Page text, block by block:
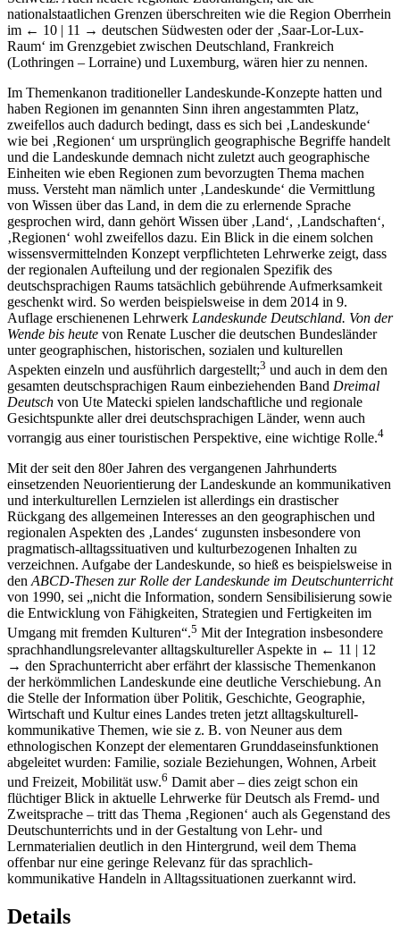
nationalstaatlichen Grenzen überschreiten wie die Region Oberrhein
im ← 10 | 11 → deutschen Südwesten oder der ‚Saar-Lor-Lux-
Raum‘ im Grenzgebiet zwischen Deutschland, Frankreich
(Lothringen – Lorraine) und Luxemburg, wären hier zu nennen.
Im Themenkanon traditioneller Landeskunde-Konzepte hatten und
haben Regionen im genannten Sinn ihren angestammten Platz,
zweifellos auch dadurch bedingt, dass es sich bei ‚Landeskunde‘
wie bei ‚Regionen‘ um ursprünglich geographische Begriffe handelt
und die Landeskunde demnach nicht zuletzt auch geographische
Einheiten wie eben Regionen zum bevorzugten Thema machen
muss. Versteht man nämlich unter ‚Landeskunde‘ die Vermittlung
von Wissen über das Land, in dem die zu erlernende Sprache
gesprochen wird, dann gehört Wissen über ‚Land‘, ‚Landschaften‘,
‚Regionen‘ wohl zweifellos dazu. Ein Blick in die einem solchen
wissensvermittelnden Konzept verpflichteten Lehrwerke zeigt, dass
der regionalen Aufteilung und der regionalen Spezifik des
deutschsprachigen Raums tatsächlich gebührende Aufmerksamkeit
geschenkt wird. So werden beispielsweise in dem 2014 in 9.
Auflage erschienenen Lehrwerk Landeskunde Deutschland. Von der
Wende bis heute von Renate Luscher die deutschen Bundesländer
unter geographischen, historischen, sozialen und kulturellen
Aspekten einzeln und ausführlich dargestellt;3 und auch in dem den
gesamten deutschsprachigen Raum einbeziehenden Band Dreimal
Deutsch von Ute Matecki spielen landschaftliche und regionale
Gesichtspunkte aller drei deutschsprachigen Länder, wenn auch
vorrangig aus einer touristischen Perspektive, eine wichtige Rolle.4
Mit der seit den 80er Jahren des vergangenen Jahrhunderts
einsetzenden Neuorientierung der Landeskunde an kommunikativen
und interkulturellen Lernzielen ist allerdings ein drastischer
Rückgang des allgemeinen Interesses an den geographischen und
regionalen Aspekten des ‚Landes‘ zugunsten insbesondere von
pragmatisch-alltagssituativen und kulturbezogenen Inhalten zu
verzeichnen. Aufgabe der Landeskunde, so hieß es beispielsweise in
den ABCD-Thesen zur Rolle der Landeskunde im Deutschunterricht
von 1990, sei „nicht die Information, sondern Sensibilisierung sowie
die Entwicklung von Fähigkeiten, Strategien und Fertigkeiten im
Umgang mit fremden Kulturen“.5 Mit der Integration insbesondere
sprachhandlungsrelevanter alltagskultureller Aspekte in ← 11 | 12
→ den Sprachunterricht aber erfährt der klassische Themenkanon
der herkömmlichen Landeskunde eine deutliche Verschiebung. An
die Stelle der Information über Politik, Geschichte, Geographie,
Wirtschaft und Kultur eines Landes treten jetzt alltagskulturell-
kommunikative Themen, wie sie z. B. von Neuner aus dem
ethnologischen Konzept der elementaren Grunddaseinsfunktionen
abgeleitet wurden: Familie, soziale Beziehungen, Wohnen, Arbeit
und Freizeit, Mobilität usw.6 Damit aber – dies zeigt schon ein
flüchtiger Blick in aktuelle Lehrwerke für Deutsch als Fremd- und
Zweitsprache – tritt das Thema ‚Regionen‘ auch als Gegenstand des
Deutschunterrichts und in der Gestaltung von Lehr- und
Lernmaterialien deutlich in den Hintergrund, weil dem Thema
offenbar nur eine geringe Relevanz für das sprachlich-
kommunikative Handeln in Alltagssituationen zuerkannt wird.
Details